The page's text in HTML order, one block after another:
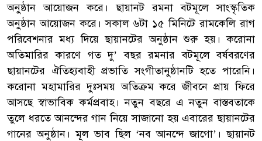
অনুষ্ঠান আয়োজন করে। ছায়ানট রমনা বটমূলে সাংস্কৃতিক
অনুষ্ঠান আয়োজন করে। সকাল ৬টা ১৫ মিনিটে রামকেলি রাগ
পরিবেশনার মধ্য দিয়ে ছায়ানটের অনুষ্ঠান শুরু হয়। করোনা
অতিমারির কারণে গত দু’ বছর রমনার বটমূলে বর্ষবরণের
ছায়ানটের ঐতিহ্যবাহী প্রভাতি সংগীতানুষ্ঠানটি হতে পারেনি।
করোনা মহামারির দুঃসময় অতিক্রম করে জীবনে প্রায় ফিরে
আসছে স্বাভাবিক কর্মপ্রবাহ। নতুন বছরে এ নতুন বাস্তবতাকে
তুলে ধরতে আনন্দের গান নিয়ে সাজানো হয় এবারের ছায়ানটের
গানের অনুষ্ঠান। মূল ভাব ছিল ‘নব আনন্দে জাগো’। ছায়ানট